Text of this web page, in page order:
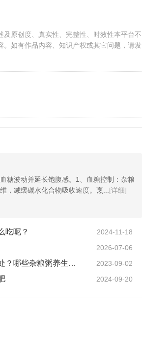
原创度、真实性、完整性、时效性本平台不
如有作品内容、知识产权或其它问题，请发
糖波动并延长饱腹感。1、血糖控制：杂粮
，减缓碳水化合物吸收速度。烹... [详细]
吃呢？ 2024-11-18
2026-07-06
些杂粮粥养生效果好？ 2023-09-02
2024-09-20